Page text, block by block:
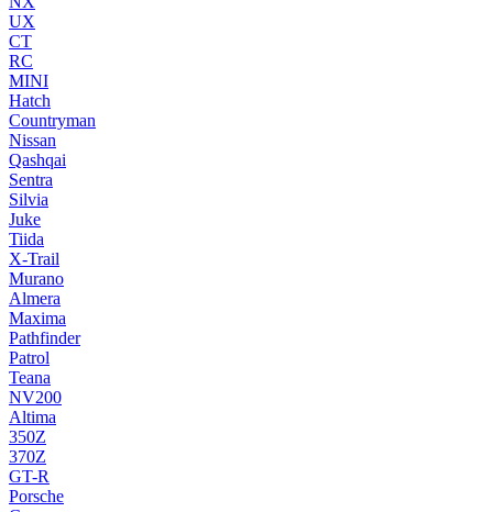
UX
CT
RC
MINI
Hatch
Countryman
Nissan
Qashqai
Sentra
Silvia
Juke
Tiida
X-Trail
Murano
Almera
Maxima
Pathfinder
Patrol
Teana
NV200
Altima
350Z
370Z
GT-R
Porsche